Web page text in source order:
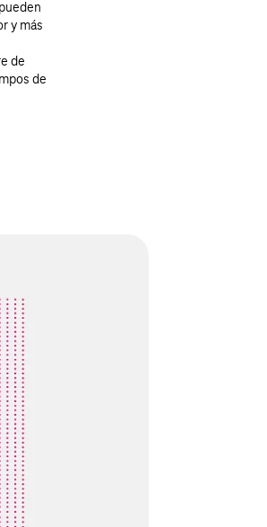
y más
de
de
documento muestra
ventaja competitiva
artificial.